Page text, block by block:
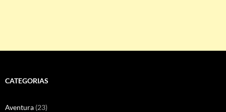
CATEGORIAS
Aventura (23)